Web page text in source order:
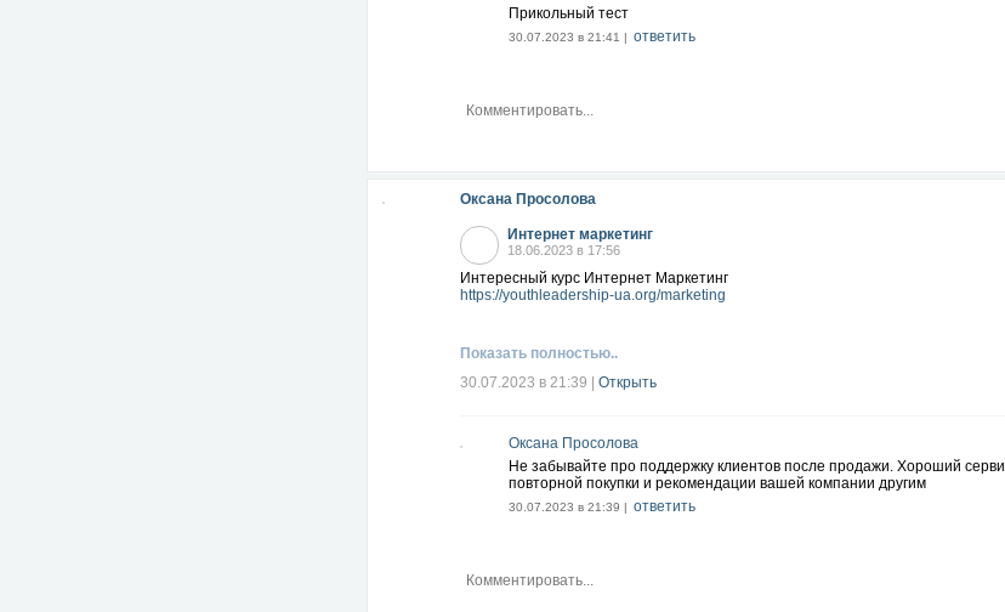
Прикольный тест
30.07.2023 в 21:41 | ответить
Оксана Просолова
Интернет маркетинг
18.06.2023 в 17:56
Интересный курс Интернет Маркетинг
https://youthleadership-ua.org/marketing
Показать полностью..
30.07.2023 в 21:39
Открыть
Оксана Просолова
Не забывайте про поддержку клиентов после продажи. Хороший
повторной покупки и рекомендации вашей компании другим
30.07.2023 в 21:39 | ответить